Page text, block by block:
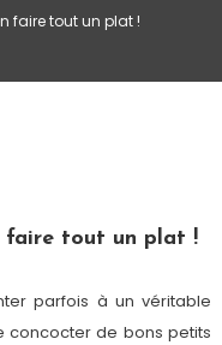
faire tout un plat !
faire tout un plat !
parfois à un véritable
concocter de bons petits